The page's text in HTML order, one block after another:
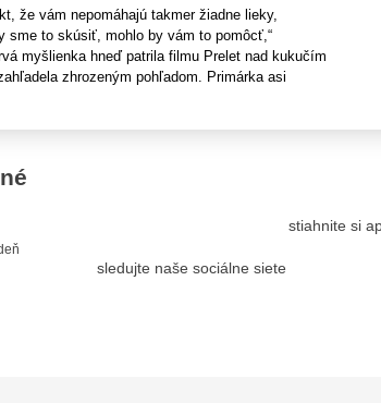
že vám nepomáhajú takmer žiadne lieky,
sme to skúsiť, mohlo by vám to pomôcť,“
myšlienka hneď patrila filmu Prelet nad kukučím
zhrozeným pohľadom. Primárka asi
sledujte naše sociálne siete
stiahnite si